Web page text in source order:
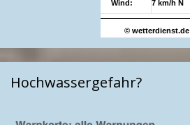
Wind: 7 km/h N
© wetterdienst.de
Hochwassergefahr?